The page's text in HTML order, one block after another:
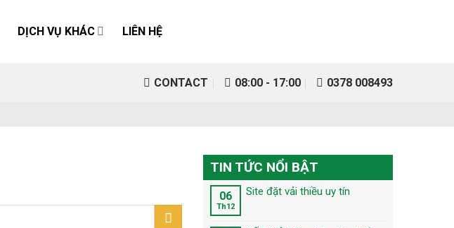
DỊCH VỤ KHÁC LIÊN HỆ
CONTACT 08:00 - 17:00 0378 008493
TIN TỨC NỔI BẬT
06
Th12
Site đặt vải thiều uy tín